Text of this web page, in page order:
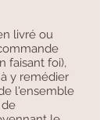
livré ou
faisant foi),
y remédier
l'ensemble
de